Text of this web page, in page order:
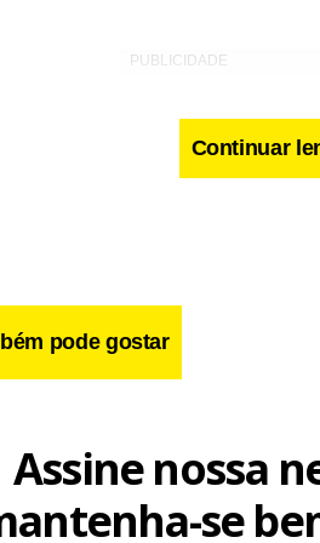
o Ministério Público investigou e
Continuar
pode gostar
Assine nossa
se